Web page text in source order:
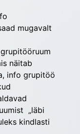
mugavalt
näitab
info grupitöö
„läbi
kindlasti